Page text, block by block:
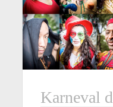
Karneval